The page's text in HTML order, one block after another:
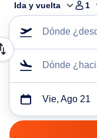
Ida y vuelta 1
Dónde
Dónde
Vie, Ago 21